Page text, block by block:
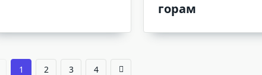
горам
1 2 3 4